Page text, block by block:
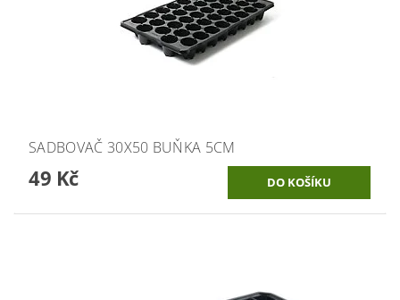
SADBOVAČ 30X50 BUŇKA 5CM
49 Kč